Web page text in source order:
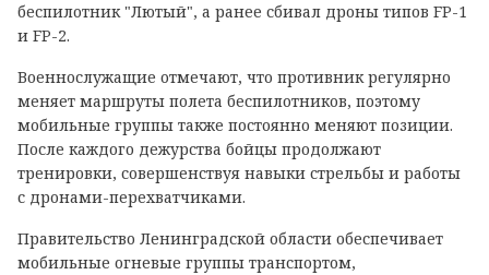
беспилотник "Лютый", а ранее сбивал дроны типов FP-1
и FP-2.
Военнослужащие отмечают, что противник регулярно
меняет маршруты полета беспилотников, поэтому
мобильные группы также постоянно меняют позиции.
После каждого дежурства бойцы продолжают
тренировки, совершенствуя навыки стрельбы и работы
с дронами-перехватчиками.
Правительство Ленинградской области обеспечивает
мобильные огневые группы транспортом,